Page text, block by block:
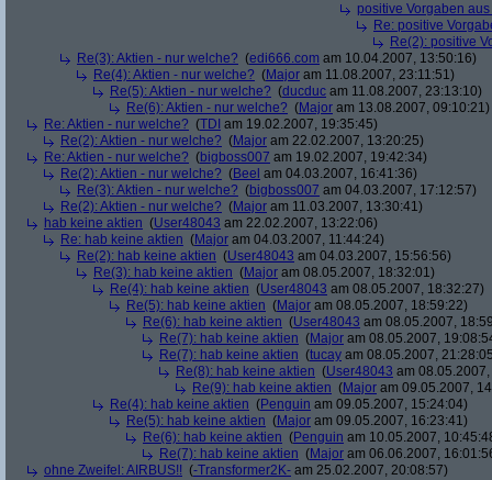
positive Vorgaben
Re: positive
Re(2): positive
Re(3): Aktien - nur welche? (edi666.com am 10.04.2007, 13:50:16)
Re(4): Aktien - nur welche? (Major am 11.08.2007, 23:11:51)
Re(5): Aktien - nur welche? (ducduc am 11.08.2007, 23:13:10)
Re(6): Aktien - nur welche? (Major am 13.08.2007, 09:10:21)
Re: Aktien - nur welche? (TDI am 19.02.2007, 19:35:45)
Re(2): Aktien - nur welche? (Major am 22.02.2007, 13:20:25)
Re: Aktien - nur welche? (bigboss007 am 19.02.2007, 19:42:34)
Re(2): Aktien - nur welche? (Beel am 04.03.2007, 16:41:36)
Re(3): Aktien - nur welche? (bigboss007 am 04.03.2007, 17:12:57)
Re(2): Aktien - nur welche? (Major am 11.03.2007, 13:30:41)
hab keine aktien (User48043 am 22.02.2007, 13:22:06)
Re: hab keine aktien (Major am 04.03.2007, 11:44:24)
Re(2): hab keine aktien (User48043 am 04.03.2007, 15:56:56)
Re(3): hab keine aktien (Major am 08.05.2007, 18:32:01)
Re(4): hab keine aktien (User48043 am 08.05.2007, 18:32:27)
Re(5): hab keine aktien (Major am 08.05.2007, 18:59:22)
Re(6): hab keine aktien (User48043 am 08.05.2007,
Re(7): hab keine aktien (Major am 08.05.2007,
Re(7): hab keine aktien (tucay am 08.05.2007,
Re(8): hab keine aktien (User48043 am
Re(9): hab keine aktien (Major am 09.05.2007,
Re(4): hab keine aktien (Penguin am 09.05.2007, 15:24:04)
Re(5): hab keine aktien (Major am 09.05.2007, 16:23:41)
Re(6): hab keine aktien (Penguin am 10.05.2007,
Re(7): hab keine aktien (Major am 06.06.2007,
ohne Zweifel: AIRBUS!! (-Transformer2K- am 25.02.2007, 20:08:57)